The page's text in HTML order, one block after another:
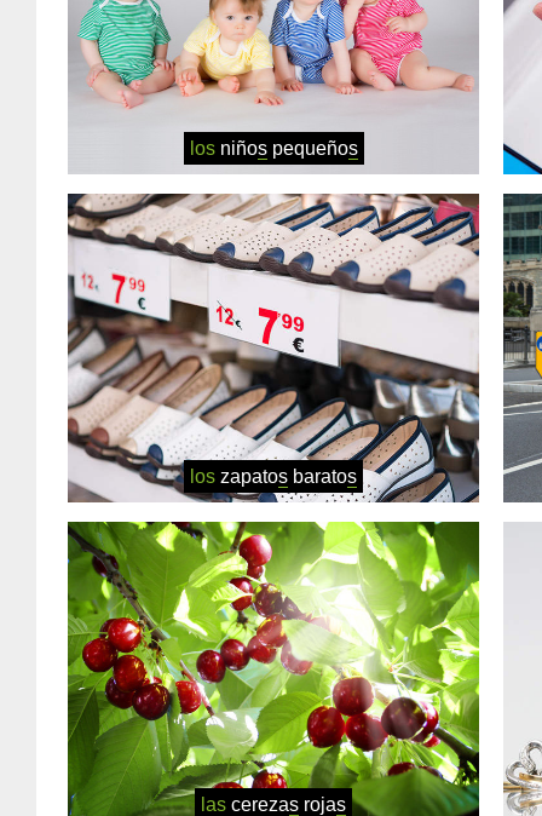
los niñospequeños
los zapatos baratos
las cerezas rojas